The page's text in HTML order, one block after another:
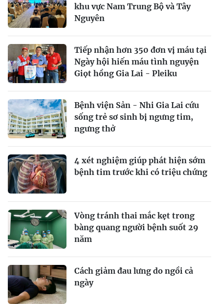
khu vực Nam Trung Bộ và Tây
Nguyên
Tiếp nhận hơn 350 đơn vị máu tại
Ngày hội hiến máu tình nguyện
Giọt hồng Gia Lai - Pleiku
Bệnh viện Sản - Nhi Gia Lai cứu
sống trẻ sơ sinh bị ngưng tim,
ngưng thở
4 xét nghiệm giúp phát hiện sớm
bệnh tim trước khi có triệu chứng
Vòng tránh thai mắc kẹt trong
bàng quang người bệnh suốt 29
năm
Cách giảm đau lưng do ngồi cả
ngày